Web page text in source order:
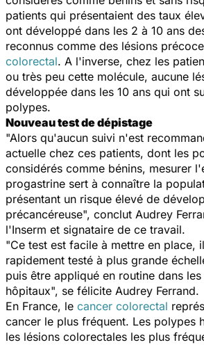
patients qui présentaient des taux
ont développé dans les 2 à 10 ans
reconnus comme des lésions
colorectal. A l'inverse, chez les
ou très peu cette molécule, aucune
développée dans les 10 ans qui ont
polypes.
Nouveau test de dépistage
"Alors qu'aucun suivi n'est
actuelle chez ces patients, dont les
considérés comme bénins, mesurer
progastrine sert à connaître la
présentant un risque élevé de
précancéreuse", conclut Audrey
l'Inserm et signataire de ce travail.
"Ce test est facile à mettre en place,
rapidement testé à plus grande
puis être appliqué en routine dans
hôpitaux", se félicite Audrey Ferrand.
En France, le cancer colorectal
cancer le plus fréquent. Les polypes
les lésions colorectales les plus